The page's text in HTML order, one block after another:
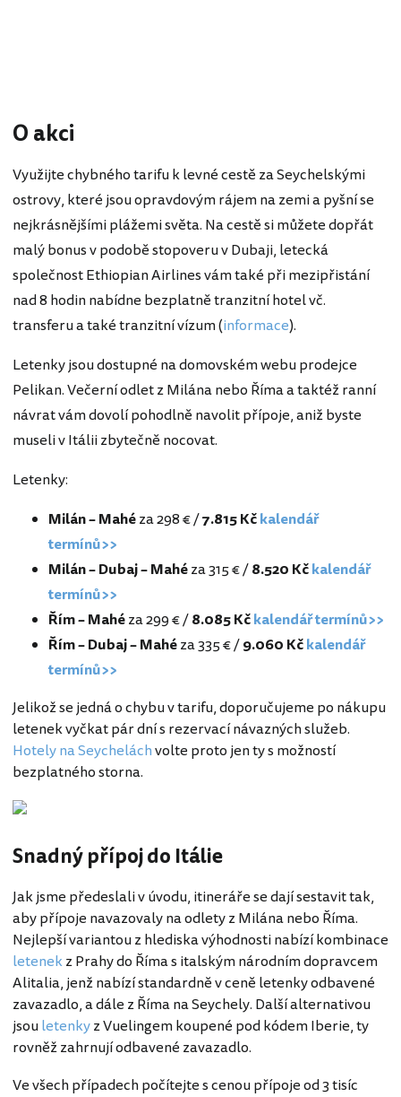
O akci
Využijte chybného tarifu k levné cestě za Seychelskými
ostrovy, které jsou opravdovým rájem na zemi a pyšní se
nejkrásnějšími plážemi světa. Na cestě si můžete dopřát
malý bonus v podobě stopoveru v Dubaji, letecká
společnost Ethiopian Airlines vám také při mezipřistání
nad 8 hodin nabídne bezplatně tranzitní hotel vč.
transferu a také tranzitní vízum (informace).
Letenky jsou dostupné na domovském webu prodejce
Pelikan. Večerní odlet z Milána nebo Říma a taktéž ranní
návrat vám dovolí pohodlně navolit přípoje, aniž byste
museli v Itálii zbytečně nocovat.
Letenky:
Milán – Mahéza 298 € /7.815 Kčkalendář
termínů>>
Milán – Dubaj – Mahéza 315 € /8.520 Kčkalendář
termínů>>
Řím – Mahéza 299 € /8.085 Kčkalendář termínů>>
Řím – Dubaj – Mahéza 335 € /9.060 Kčkalendář
termínů>>
Jelikož se jedná o chybu v tarifu, doporučujeme po nákupu
letenek vyčkat pár dní s rezervací návazných služeb.
Hotely na Seycheláchvolte proto jen ty s možností
bezplatného storna.
Snadný přípoj do Itálie
Jak jsme předeslali v úvodu, itineráře se dají sestavit tak,
aby přípoje navazovaly na odlety z Milána nebo Říma.
Nejlepší variantou z hlediska výhodnosti nabízí kombinace
letenekz Prahy do Říma s italským národním dopravcem
Alitalia, jenž nabízí standardně v ceně letenky odbavené
zavazadlo, a dále z Říma na Seychely. Další alternativou
jsouletenkyz Vuelingem koupené pod kódem Iberie, ty
rovněž zahrnují odbavené zavazadlo.
Ve všech případech počítejte s cenou přípoje od 3 tisíc